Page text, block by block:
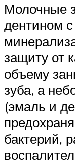
Молочные
дентином
защиту от
объему
зуба, а
(эмаль и
бактерий,